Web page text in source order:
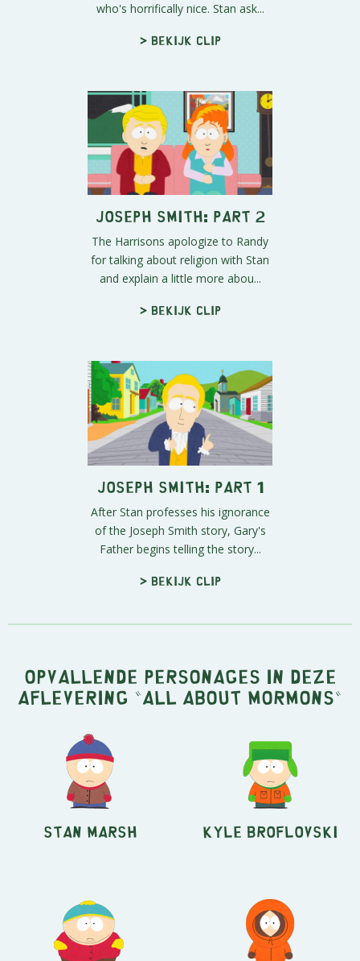
who's horrifically nice. Stan ask...
> Bekijk clip
Joseph Smith: Part 2
The Harrisons apologize to Randy
for talking about religion with Stan
and explain a little more abou...
> Bekijk clip
Joseph Smith: Part 1
After Stan professes his ignorance
of the Joseph Smith story, Gary's
Father begins telling the story...
> Bekijk clip
Opvallende personages in deze
aflevering "All About Mormons"
Stan Marsh Kyle Broflovski